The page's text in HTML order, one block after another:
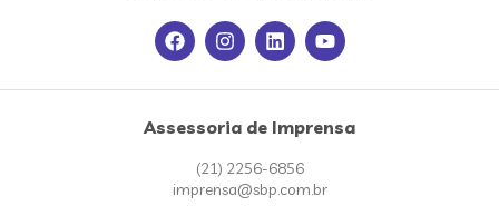
Assessoria de Imprensa
(21) 2256-6856
imprensa@sbp.com.br